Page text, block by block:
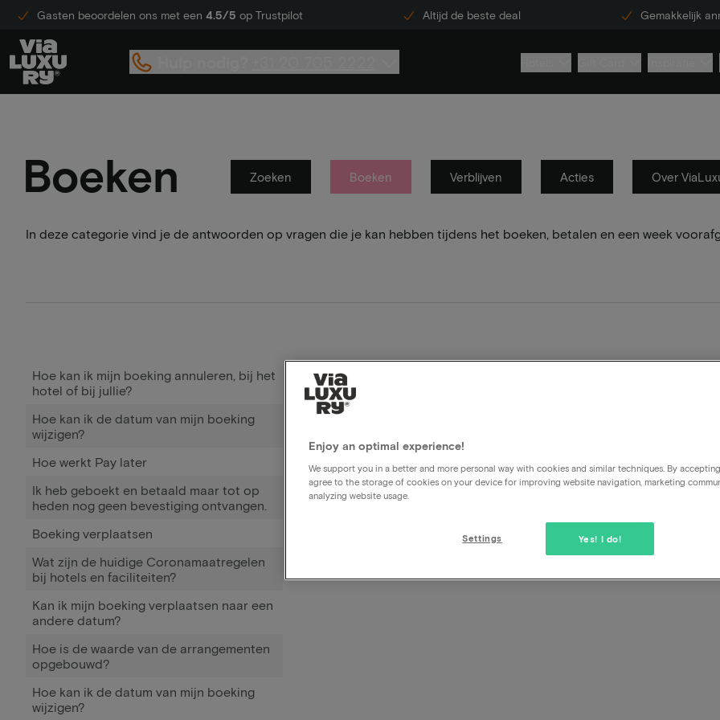
Gasten beoordelen ons met een 4.5/5 op Trustpilot Altijd de beste deal Gemakkelijk
Boeken Zoeken Boeken Verblijven Acties Over
In deze categorie vind je de antwoorden op vragen die je kan hebben tijdens het boeken, betalen en een week
Hoe kan ik mijn boeking annuleren, bij het
hotel of bij jullie?
Hoe kan ik de datum van mijn boeking
wijzigen?
Hoe werkt Pay later
Ik heb geboekt en betaald maar tot op
heden nog geen bevestiging ontvangen.
Boeking verplaatsen
Wat zijn de huidige Coronamaatregelen
bij hotels en faciliteiten?
Kan ik mijn boeking verplaatsen naar een
andere datum?
Hoe is de waarde van de arrangementen
opgebouwd?
Hoe kan ik de datum van mijn boeking
wijzigen?
Alle arrangementen zijn vaste arrangementen die niet
worden. Wel is het mogelijk om bijvoorbeeld 2
Hiervoor moet je dan 2 keer het boekingsproces
altijd bij de speciale wensen dat je graag in dezelfde
Enjoy an optimal experience!
We support you in a better and more personal way with cookies and similar techniques. By
agree to the storage of cookies on your device for improving website navigation, marketing
analyzing website usage.
Yes! I do!
Settings